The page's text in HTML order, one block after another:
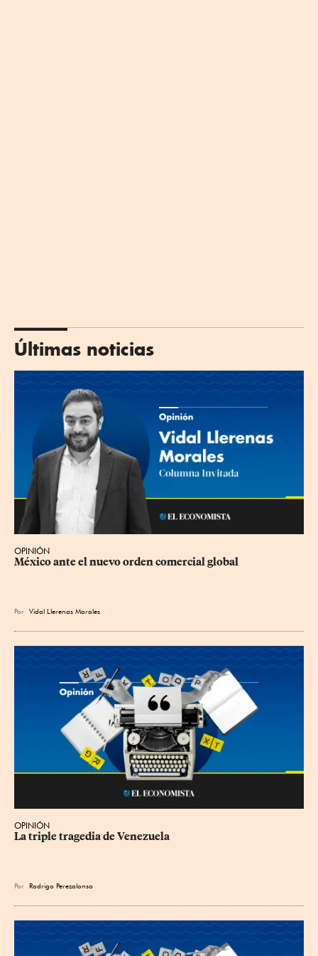
Últimas noticias
OPINIÓN
México ante el nuevo orden comercial global
Por Vidal Llerenas Morales
OPINIÓN
La triple tragedia de Venezuela
Por Rodrigo Perezalonso